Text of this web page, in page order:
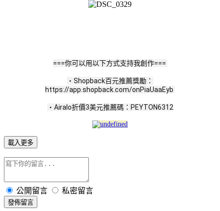
===你可以用以下方式支持我創作===
・Shopback百元推薦獎勵：
https://app.shopback.com/onPiaUaaEyb
・Airalo折價3美元推薦碼：PEYTON6312
載入更多
公開留言 私密留言
發佈留言